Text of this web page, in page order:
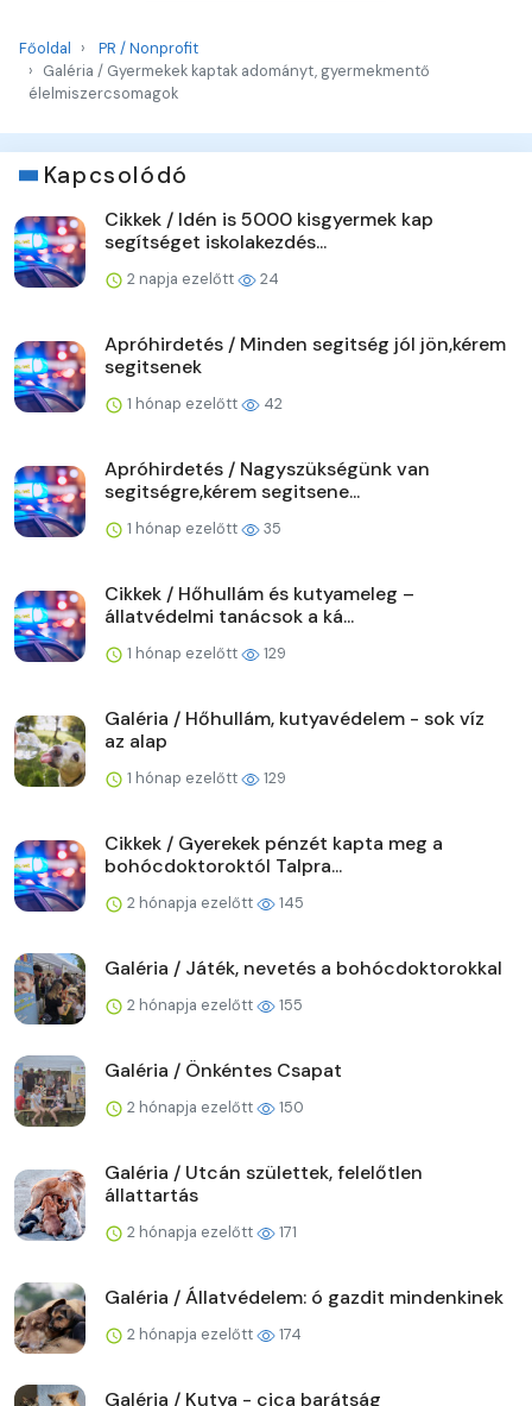
Főoldal
PR / Nonprofit
Galéria / Gyermekek kaptak adományt, gyermekmentő
élelmiszercsomagok
Kapcsolódó
Cikkek / Idén is 5000 kisgyermek kap
segítséget iskolakezdés...
2 napja ezelőtt 24
Apróhirdetés / Minden segitség jól jön,kérem
segitsenek
1 hónap ezelőtt 42
Apróhirdetés / Nagyszükségünk van
segitségre,kérem segitsene...
1 hónap ezelőtt 35
Cikkek / Hőhullám és kutyameleg –
állatvédelmi tanácsok a ká...
1 hónap ezelőtt 129
Galéria / Hőhullám, kutyavédelem - sok víz
az alap
1 hónap ezelőtt 129
Cikkek / Gyerekek pénzét kapta meg a
bohócdoktoroktól Talpra...
2 hónapja ezelőtt 145
Galéria / Játék, nevetés a bohócdoktorokkal
2 hónapja ezelőtt 155
Galéria / Önkéntes Csapat
2 hónapja ezelőtt 150
Galéria / Utcán születtek, felelőtlen
állattartás
2 hónapja ezelőtt 171
Galéria / Állatvédelem: ó gazdit mindenkinek
2 hónapja ezelőtt 174
Galéria / Kutya - cica barátság